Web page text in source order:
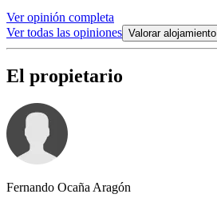
Ver opinión completa
Ver todas las opiniones Valorar alojamiento
El propietario
Fernando Ocaña Aragón